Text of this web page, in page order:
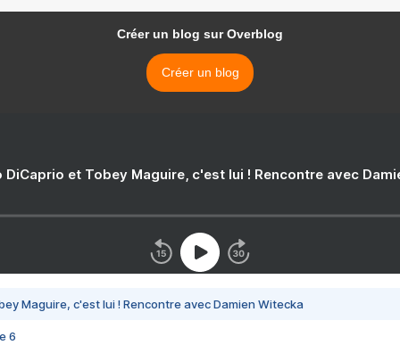
Créer un blog sur Overblog
Créer un blog
DiCaprio et Tobey Maguire, c'est lui ! Rencontre avec
Maguire, c'est lui ! Rencontre avec Damien Witecka
6